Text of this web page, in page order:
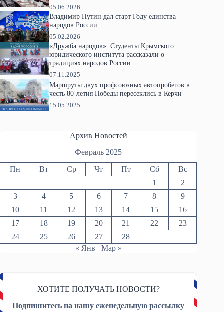
05.06.2026
Владимир Путин дал старт Году единства
народов России
05.02.2026
«Дружба народов»: Студенты Крымского
юридического института рассказали о
традициях народов России
07.11.2025
Маршруты двух профсоюзных автопробегов в
честь 80-летия Победы пересеклись в Керчи
15.05.2025
Архив Новостей
Февраль 2025
Пн Вт Ср Чт Пт Сб
Вс
1
2
3
4 5 6 7 8
9
10
11 12 13 14 15
16
17
18 19 20 21 22
23
24
25 26 27
28
« Янв
Мар »
ХОТИТЕ ПОЛУЧАТЬ НОВОСТИ?
Подпишитесь на нашу еженедельную рассылку